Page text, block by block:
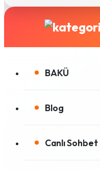
BAKÜ
Blog
Canlı Sohbet